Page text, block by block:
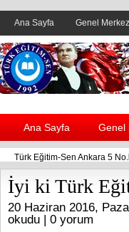
Ana Sayfa Genel Merkez
Ana Sayfa Genel
Türk Eğitim-Sen Ankara 5
İyi ki Türk
20 Haziran 2016,
okudu | 0 yorum